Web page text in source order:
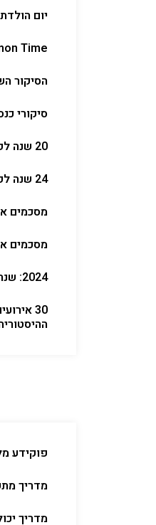
יום הולדת 14 שמח
Time
הסיקור
סיקורי
20 שנה לפוקימון!
24 שנה לפוקימון!
מסכמים את
מסכמים את
2024: שנת הדרקון
30
פוקידע
מדריך
מדריך